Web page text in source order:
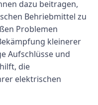
dazu beitragen,
Behriebmittel zu
Problemen
kleinerer
Aufschlüsse und
die
elektrischen